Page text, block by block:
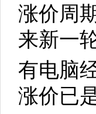
涨价周
来新一
有电脑
涨价已